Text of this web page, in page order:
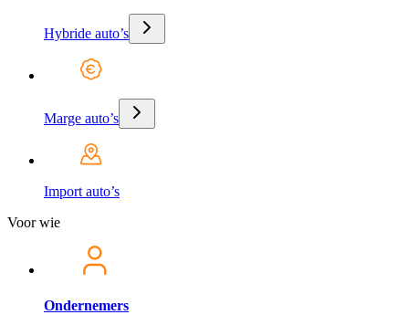
Hybride auto’s
Marge auto’s
Import auto’s
Voor wie
Ondernemers